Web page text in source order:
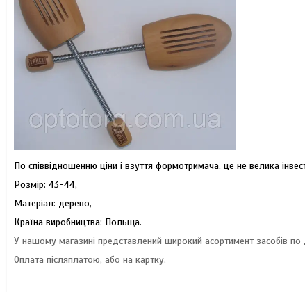
По співвідношенню ціни і взуття формотримача, це не велика
Розмір: 43-44,
Матеріал: дерево,
Країна виробництва: Польща.
У нашому магазині представлений широкий асортимент засобів
Оплата післяплатою, або на картку.